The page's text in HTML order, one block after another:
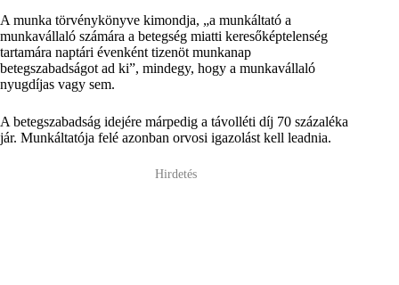
A munka törvénykönyve kimondja, „a munkáltató a
munkavállaló számára a betegség miatti keresőképtelenség
tartamára naptári évenként tizenöt munkanap
betegszabadságot ad ki”, mindegy, hogy a munkavállaló
nyugdíjas vagy sem.
A betegszabadság idejére márpedig a távolléti díj 70 százaléka
jár. Munkáltatója felé azonban orvosi igazolást kell leadnia.
Hirdetés